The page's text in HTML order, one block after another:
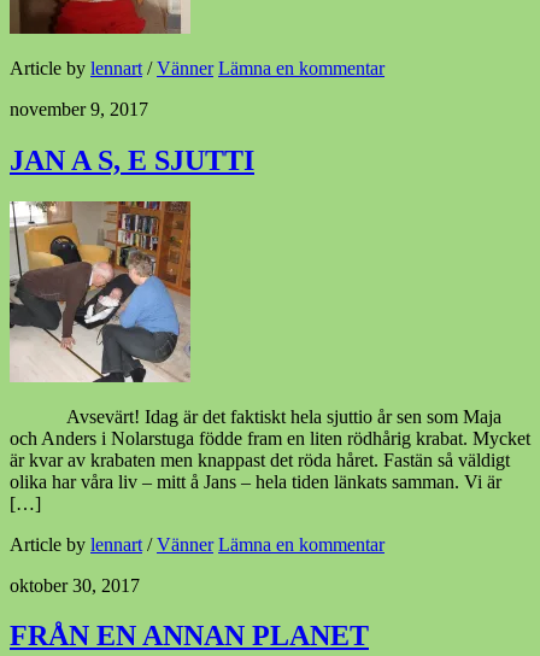
Article by lennart /Vänner Lämna en kommentar
november 9, 2017
JAN A S, E SJUTTI
Avsevärt! Idag är det faktiskt hela sjuttio år sen som Maja
och Anders i Nolarstuga födde fram en liten rödhårig krabat. Mycket
är kvar av krabaten men knappast det röda håret. Fastän så väldigt
olika har våra liv – mitt å Jans – hela tiden länkats samman. Vi är
[…]
Article by lennart /Vänner Lämna en kommentar
oktober 30, 2017
FRÅN EN ANNAN PLANET